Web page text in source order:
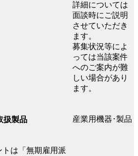
詳細については
面談時にご説明
させていただき
ます。
募集状況等によ
っては当該案件
へのご案内が難
しい場合があり
ます。
扱製品 産業用機器･製品
は「無期雇用派